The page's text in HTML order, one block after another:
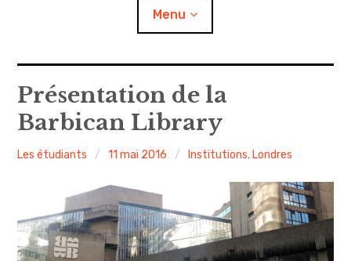
Menu
Amsterdam
Précédemment
child
menu
child
menu
A propos
Présentation de la
Barbican Library
Les étudiants 11 mai 2016 Institutions, Londres